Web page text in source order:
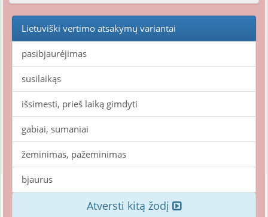
Lietuviški vertimo atsakymų variantai
pasibjaurėjimas
susilaikąs
išsimesti, prieš laiką gimdyti
gabiai, sumaniai
žeminimas, pažeminimas
bjaurus
Atversti kitą žodį